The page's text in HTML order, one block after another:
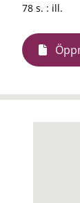
78 s. : ill.